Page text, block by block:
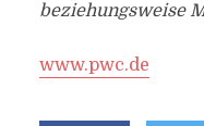
beziehungsweise
www.pwc.de